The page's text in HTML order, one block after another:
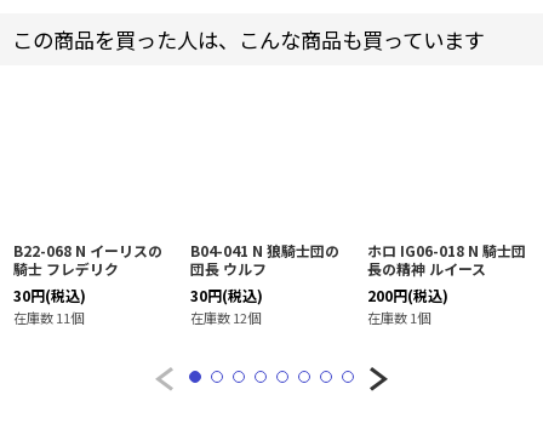
この商品を買った人は、こんな商品も買っています
B22-068 N イーリスの
騎士 フレデリク
30円(税込)
在庫数 11個
B04-041 N 狼騎士団の
団長 ウルフ
30円(税込)
在庫数 12個
ホロ IG06-018 N 騎士団
長の精神 ルイース
200円(税込)
在庫数 1個